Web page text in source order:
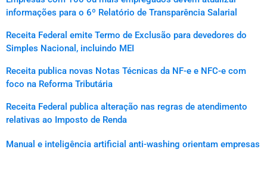
informações para o 6º Relatório de Transparência Salarial
Receita Federal emite Termo de Exclusão para devedores do
Simples Nacional, incluindo MEI
Receita publica novas Notas Técnicas da NF-e e NFC-e com
foco na Reforma Tributária
Receita Federal publica alteração nas regras de atendimento
relativas ao Imposto de Renda
Manual e inteligência artificial anti-washing orientam empresas